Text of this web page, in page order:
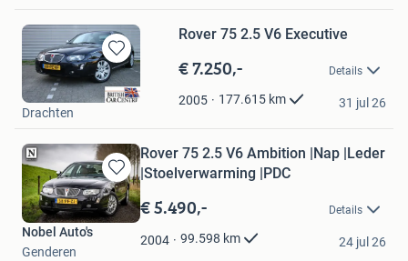
Bewaren
in
Mijn
Rover 75 2.5 V6 Executive
€ 7.250,- Details
2005 177.615 km
Autobedrijf Hofstee
Drachten
31 jul 26
Bewaren
in
Mijn
Favorieten
Rover 75 2.5 V6 Ambition |Nap |Leder
|Stoelverwarming |PDC
€ 5.490,- Details
2004 99.598 km
Nobel Auto's
Genderen
24 jul 26